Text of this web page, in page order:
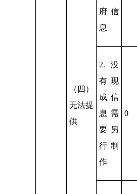
（四）
无法提
供
府信
息
2.没
有现
成信
息需
要另
行制
作
0